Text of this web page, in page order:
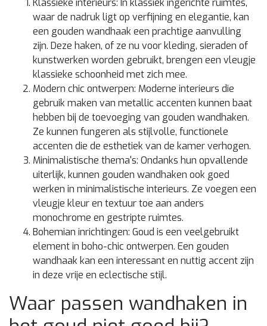
Klassieke interieurs: In klassiek ingerichte ruimtes,
waar de nadruk ligt op verfijning en elegantie, kan
een gouden wandhaak een prachtige aanvulling
zijn. Deze haken, of ze nu voor kleding, sieraden of
kunstwerken worden gebruikt, brengen een vleugje
klassieke schoonheid met zich mee.
Modern chic ontwerpen: Moderne interieurs die
gebruik maken van metallic accenten kunnen baat
hebben bij de toevoeging van gouden wandhaken.
Ze kunnen fungeren als stijlvolle, functionele
accenten die de esthetiek van de kamer verhogen.
Minimalistische thema's: Ondanks hun opvallende
uiterlijk, kunnen gouden wandhaken ook goed
werken in minimalistische interieurs. Ze voegen een
vleugje kleur en textuur toe aan anders
monochrome en gestripte ruimtes.
Bohemian inrichtingen: Goud is een veelgebruikt
element in boho-chic ontwerpen. Een gouden
wandhaak kan een interessant en nuttig accent zijn
in deze vrije en eclectische stijl.
Waar passen wandhaken in